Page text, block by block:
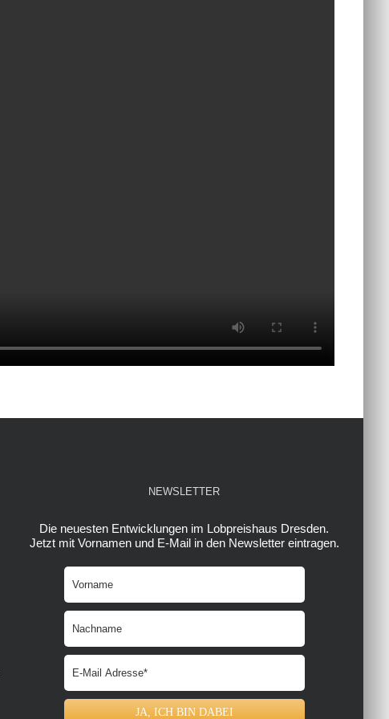
NEWSLETTER
Die neuesten Entwicklungen im Lobpreishaus Dresden.
Jetzt mit Vornamen und E-Mail in den Newsletter eintragen.